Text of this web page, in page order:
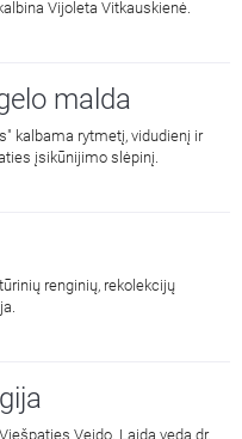
Vijoleta Vitkauskienė.
malda
kalbama rytmetį, vidudienį ir
įsikūnijimo slėpinį.
renginių, rekolekcijų
Veido. Laidą veda dr.